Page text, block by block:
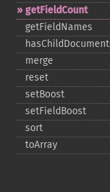
getFieldCount
getFieldNames
merge
reset
setBoost
setFieldBoost
sort
toArray